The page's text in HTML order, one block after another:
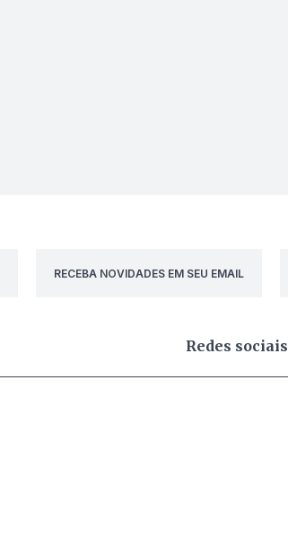
RECEBA NOVIDADES EM SEU EMAIL
Redes sociais